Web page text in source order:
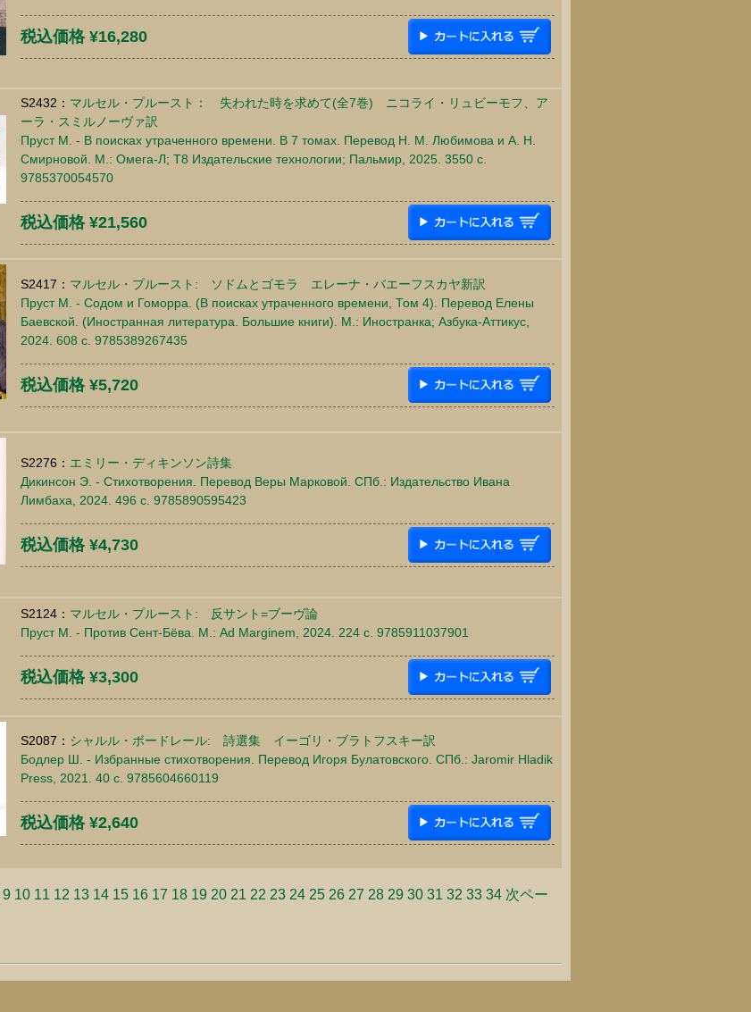
税込価格 ¥16,280
S2432： マルセル・プルースト： 失われた時を求めて(全7巻) ニコライ・リュビーモフ、ア
ーラ・スミルノーヴァ訳
Пруст М. - В поисках утраченного времени. В 7 томах. Перевод Н. М. Любимова и А. Н.
Смирновой. М.: Омега-Л; Т8 Издательские технологии; Пальмир, 2025. 3550 c.
9785370054570
税込価格 ¥21,560
S2417： マルセル・プルースト: ソドムとゴモラ エレーナ・バエーフスカヤ新訳
Пруст М. - Содом и Гоморра. (В поисках утраченного времени, Том 4). Перевод Елены
Баевской. (Иностранная литература. Большие книги). М.: Иностранка; Азбука-Аттикус,
2024. 608 c. 9785389267435
税込価格 ¥5,720
S2276： エミリー・ディキンソン詩集
Дикинсон Э. - Стихотворения. Перевод Веры Марковой. СПб.: Издательство Ивана
Лимбаха, 2024. 496 c. 9785890595423
税込価格 ¥4,730
S2124： マルセル・プルースト: 反サント=ブーヴ論
Пруст М. - Против Сент-Бёва. М.: Ad Marginem, 2024. 224 c. 9785911037901
税込価格 ¥3,300
S2087： シャルル・ボードレール: 詩選集 イーゴリ・ブラトフスキー訳
Бодлер Ш. - Избранные стихотворения. Перевод Игоря Булатовского. СПб.: Jaromir Hladik
Press, 2021. 40 c. 9785604660119
税込価格 ¥2,640
9 10 11 12 13 14 15 16 17 18 19 20 21 22 23 24 25 26 27 28 29 30 31 32 33 34 次ペー